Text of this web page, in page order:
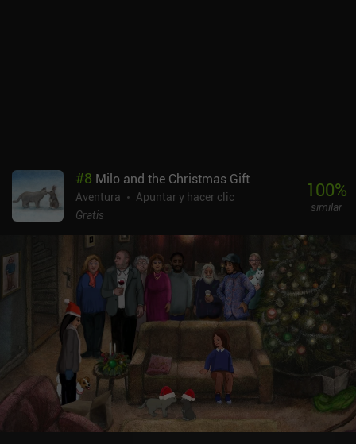
#8 Milo and the Christmas Gift
Aventura
Apuntar y hacer clic
Gratis
100%
similar